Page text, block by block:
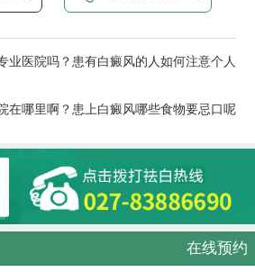
业医院吗？患有白癜风的人如何注意个人
在哪里啊？患上白癜风哪些食物要忌口呢
在线预约